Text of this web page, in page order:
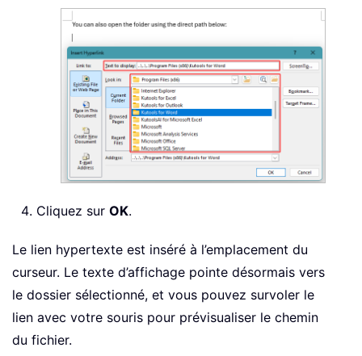
Cliquez sur OK.
Le lien hypertexte est inséré à l’emplacement du
curseur. Le texte d’affichage pointe désormais vers
le dossier sélectionné, et vous pouvez survoler le
lien avec votre souris pour prévisualiser le chemin
du fichier.